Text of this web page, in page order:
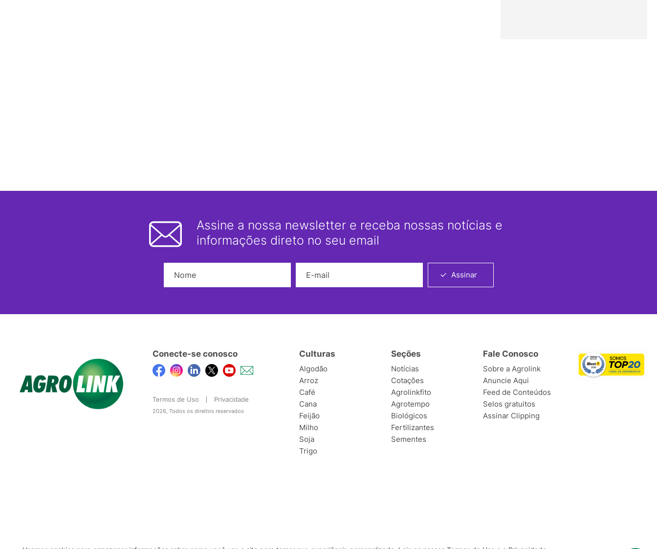
Assine a nossa newsletter e receba nossas notícias e
informações direto no seu email
Assinar
Conecte-se conosco
Termos de Uso Privacidade
2026, Todos os direitos reservados
Culturas
Algodão
Arroz
Café
Cana
Feijão
Milho
Soja
Trigo
Seções
Notícias
Cotações
Agrolinkfito
Agrotempo
Biológicos
Fertilizantes
Sementes
Fale Conosco
Sobre a Agrolink
Anuncie Aqui
Feed de Conteúdos
Selos gratuitos
Assinar Clipping